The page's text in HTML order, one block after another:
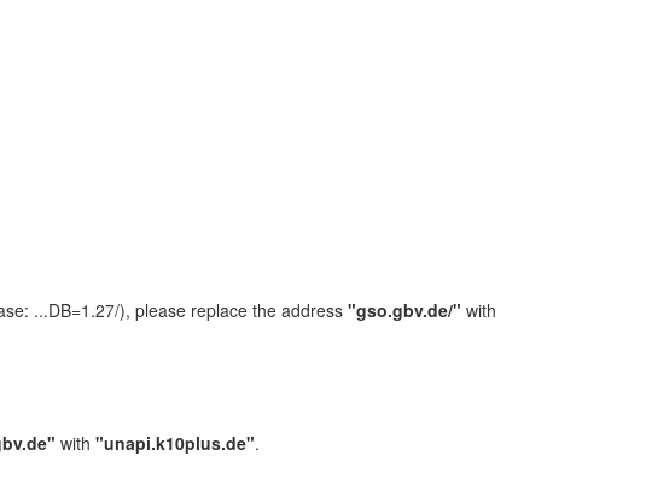
...DB=1.27/), please replace the address "gso.gbv.de/" with
with "unapi.k10plus.de".